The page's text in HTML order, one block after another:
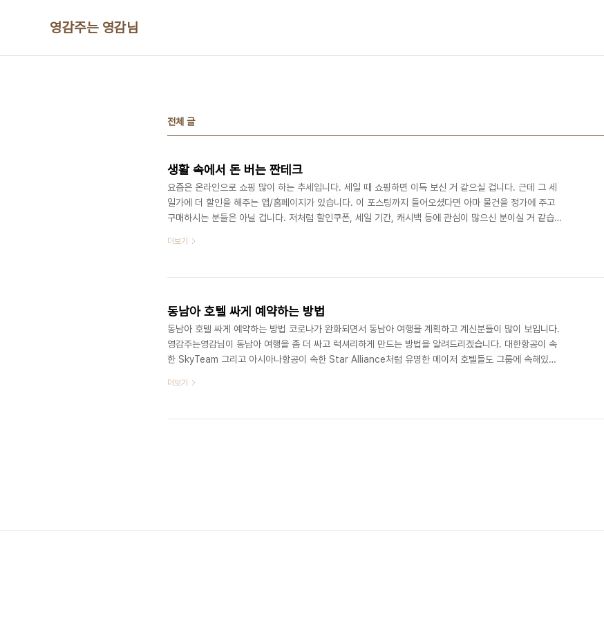
영감주는 영감님
전체 글
생활 속에서 돈 버는 짠테크
요즘은 온라인으로 쇼핑 많이 하는 추세입니다. 세일 때 쇼핑하면 이득 보신 거 같으실 겁니다. 근데 그 세
일가에 더 할인을 해주는 앱/홈페이지가 있습니다. 이 포스팅까지 들어오셨다면 아마 물건을 정가에 주고
구매하시는 분들은 아닐 겁니다. 저처럼 할인쿠폰, 세일 기간, 캐시백 등에 관심이 많으신 분이실 거 같습니
분들은 최저가에서 캐시백까지 받는 이미 고수인 분들도 계실 겁니다. 역시 쇼핑의 완성은 캐시백이라고 생
대 100원까지 주는 앱들이 많이 있습니다. 광고 URL만 눌렀을 뿐인데 10원에서 30..
더보기
동남아 호텔 싸게 예약하는 방법
동남아 호텔 싸게 예약하는 방법 코로나가 완화되면서 동남아 여행을 계획하고 계신분들이 많이 보입니다.
영감주는영감님이 동남아 여행을 좀 더 싸고 럭셔리하게 만드는 방법을 알려드리겠습니다. 대한항공이 속
한 SkyTeam 그리고 아시아나항공이 속한 Star Alliance처럼 유명한 메이저 호텔들도 그룹에 속해있는
계열사 중 Accor 계열 그룹에 속한 호텔들을 싸게 예약하는 방법을 알려드리겠습니다. Accor 계열사에
반얀트리, 풀만, 노보텔, 소피텔, 페어몬트, 이비스 등 대략 44개의 호텔이 있..
더보기